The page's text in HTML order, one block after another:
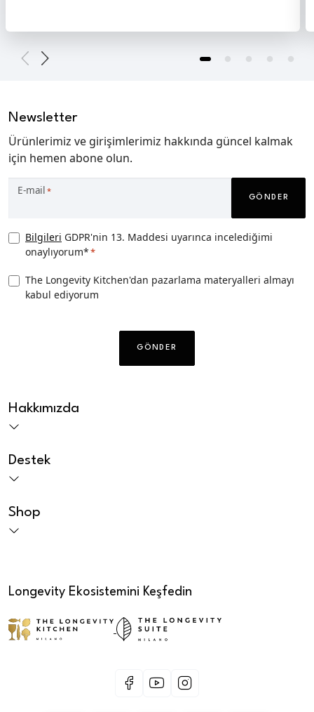
Newsletter
Ürünlerimiz ve girişimlerimiz hakkında güncel kalmak
için hemen abone olun.
E-mail*
GÖNDER
Privacy
Consent
Bilgileri GDPR'nin 13. Maddesi uyarınca incelediğimi
onaylıyorum**
TLK
Pazarlama
The Longevity Kitchen'dan pazarlama materyalleri almayı
kabul ediyorum
Hakkımızda
Destek
Shop
Longevity Ekosistemini Keşfedin